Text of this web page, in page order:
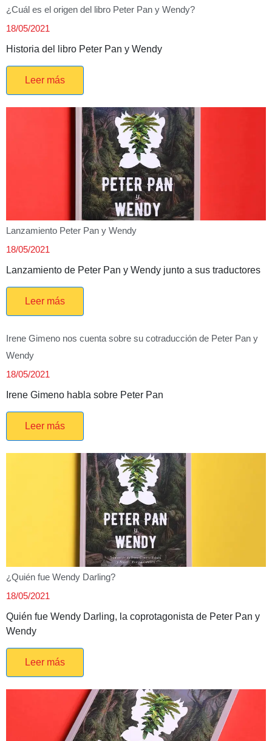
¿Cuál es el origen del libro Peter Pan y Wendy?
18/05/2021
Historia del libro Peter Pan y Wendy
Leer más
Lanzamiento Peter Pan y Wendy
18/05/2021
Lanzamiento de Peter Pan y Wendy junto a sus traductores
Leer más
Irene Gimeno nos cuenta sobre su cotraducción de Peter Pan y
Wendy
18/05/2021
Irene Gimeno habla sobre Peter Pan
Leer más
¿Quién fue Wendy Darling?
18/05/2021
Quién fue Wendy Darling, la coprotagonista de Peter Pan y
Wendy
Leer más